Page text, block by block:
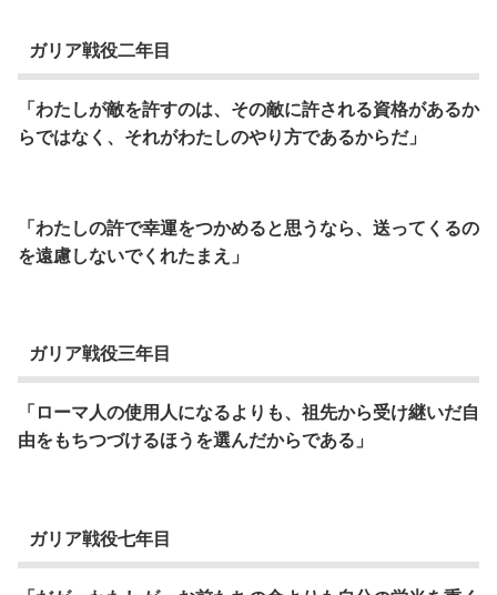
ガリア戦役二年目
「わたしが敵を許すのは、その敵に許される資格があるか
らではなく、 それがわたしのやり方であるからだ」
「わたしの許で幸運をつかめると思うなら、送ってくるの
を遠慮しないでくれたまえ」
ガリア戦役三年目
「ローマ人の使用人になるよりも、 祖先から受け継いだ自
由をもちつづけるほうを選んだからである」
ガリア戦役七年目